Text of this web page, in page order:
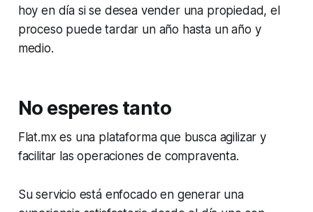
hoy en día si se desea vender una propiedad, el
proceso puede tardar un año hasta un año y
medio.
No esperes tanto
Flat.mx es una plataforma que busca agilizar y
facilitar las operaciones de compraventa.
Su servicio está enfocado en generar una